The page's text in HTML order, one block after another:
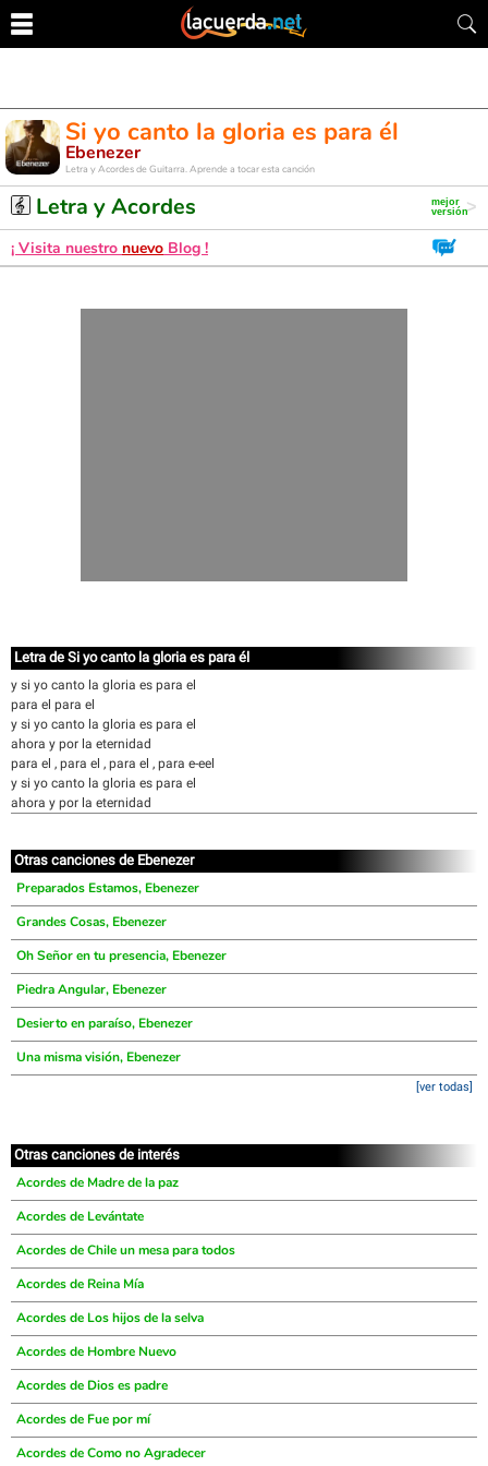
Si yo canto la gloria es para él
Ebenezer
Letra y Acordes de Guitarra. Aprende a tocar esta canción
Letra y Acordes
¡ Visita nuestro nuevo Blog !
Letra de Si yo canto la gloria es para él
y si yo canto la gloria es para el
para el para el
y si yo canto la gloria es para el
ahora y por la eternidad
para el , para el , para el , para e-eel
y si yo canto la gloria es para el
ahora y por la eternidad
Otras canciones de Ebenezer
Preparados Estamos, Ebenezer
Grandes Cosas, Ebenezer
Oh Señor en tu presencia, Ebenezer
Piedra Angular, Ebenezer
Desierto en paraíso, Ebenezer
Una misma visión, Ebenezer
[ver todas]
Otras canciones de interés
Acordes de Madre de la paz
Acordes de Levántate
Acordes de Chile un mesa para todos
Acordes de Reina Mía
Acordes de Los hijos de la selva
Acordes de Hombre Nuevo
Acordes de Dios es padre
Acordes de Fue por mí
Acordes de Como no Agradecer